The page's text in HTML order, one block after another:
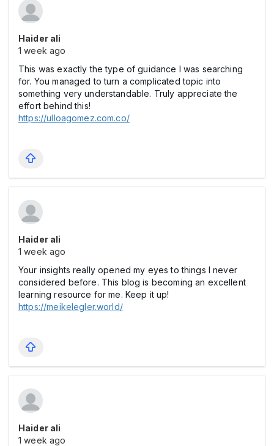
Haider ali
1 week ago
This was exactly the type of guidance I was searching
for. You managed to turn a complicated topic into
something very understandable. Truly appreciate the
effort behind this!
https://ulloagomez.com.co/
Haider ali
1 week ago
Your insights really opened my eyes to things I never
considered before. This blog is becoming an excellent
learning resource for me. Keep it up!
https://meikelegler.world/
Haider ali
1 week ago